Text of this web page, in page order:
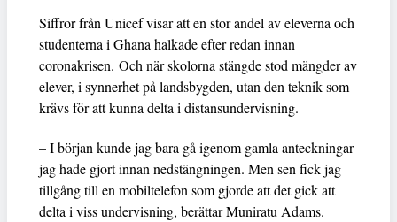
Siffror från Unicef visar att en stor andel av eleverna och
studenterna i Ghana halkade efter redan innan
coronakrisen. Och när skolorna stängde stod mängder av
elever, i synnerhet på landsbygden, utan den teknik som
krävs för att kunna delta i distansundervisning.
– I början kunde jag bara gå igenom gamla anteckningar
jag hade gjort innan nedstängningen. Men sen fick jag
tillgång till en mobiltelefon som gjorde att det gick att
delta i viss undervisning, berättar Muniratu Adams.